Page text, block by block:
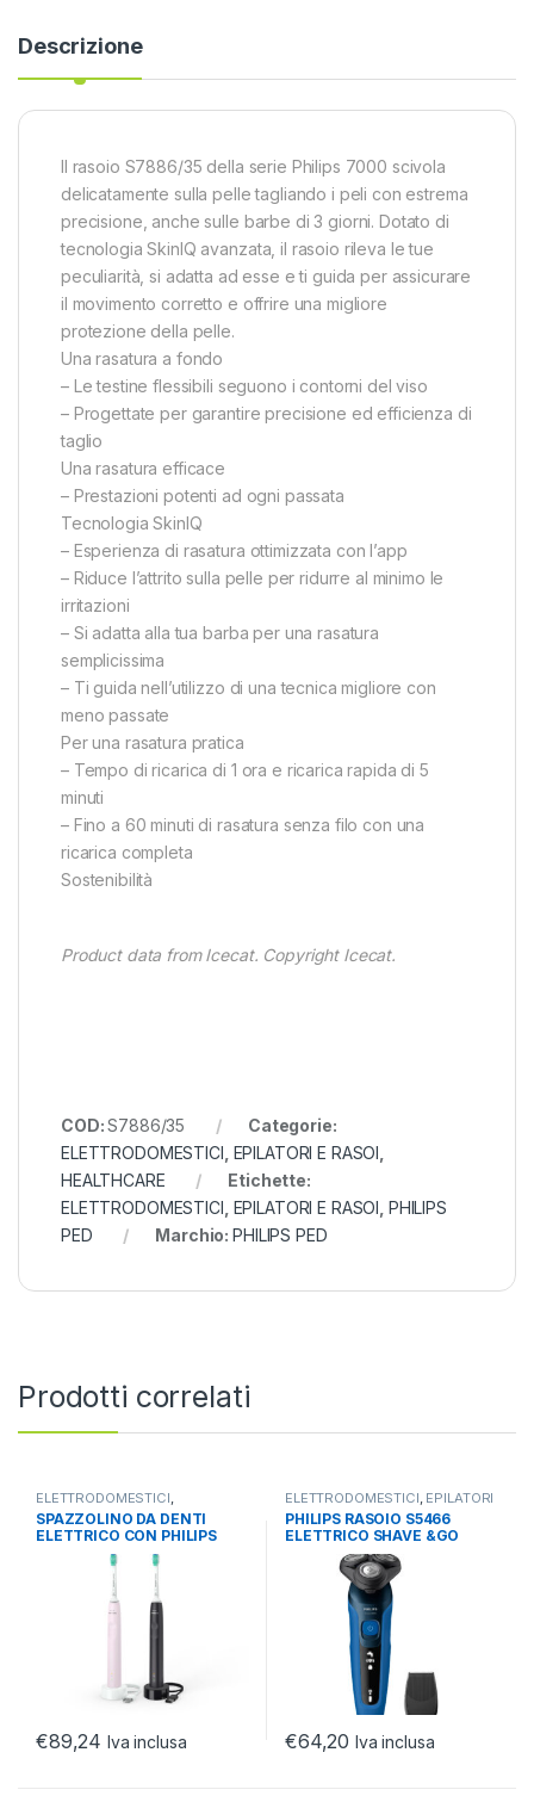
Descrizione
Il rasoio S7886/35 della serie Philips 7000 scivola
delicatamente sulla pelle tagliando i peli con estrema
precisione, anche sulle barbe di 3 giorni. Dotato di
tecnologia SkinIQ avanzata, il rasoio rileva le tue
peculiarità, si adatta ad esse e ti guida per assicurare
il movimento corretto e offrire una migliore
protezione della pelle.
Una rasatura a fondo
– Le testine flessibili seguono i contorni del viso
– Progettate per garantire precisione ed efficienza di
taglio
Una rasatura efficace
– Prestazioni potenti ad ogni passata
Tecnologia SkinIQ
– Esperienza di rasatura ottimizzata con l’app
– Riduce l’attrito sulla pelle per ridurre al minimo le
irritazioni
– Si adatta alla tua barba per una rasatura
semplicissima
– Ti guida nell’utilizzo di una tecnica migliore con
meno passate
Per una rasatura pratica
– Tempo di ricarica di 1 ora e ricarica rapida di 5
minuti
– Fino a 60 minuti di rasatura senza filo con una
ricarica completa
Sostenibilità
Product data from Icecat. Copyright Icecat.
COD:S7886/35
Categorie:
ELETTRODOMESTICI EPILATORI E RASOI
HEALTHCARE
Etichette:
ELETTRODOMESTICI EPILATORI E RASOI PHILIPS
PED
Marchio:PHILIPS PED
Prodotti correlati
ELETTRODOMESTICI
HEALTHCARE ,IGIENE ORALE
SPAZZOLINO DA DENTI
ELETTRICO CON PHILIPS
HX3675/15 SONICARE
€89,24 Iva inclusa
ELETTRODOMESTICI EPILATORI
E RASOI, HEALTHCARE
PHILIPS RASOIO S5466
ELETTRICO SHAVE &GO
WET&DRY
€64,20 Iva inclusa